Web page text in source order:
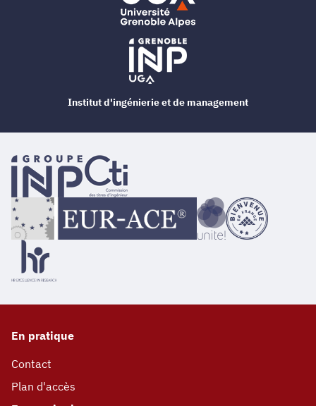
En pratique
Contact
Plan d'accès
Institut d'ingénierie et de management